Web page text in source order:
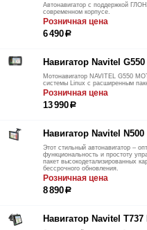
Автонавигатор c поддержкой
современном корпусе.
Розничная цена
6 490р
Навигатор Navitel
Мотонавигатор NAVITEL G550
системы Linux c расширенным
Розничная цена
13 990р
Навигатор Navitel
Этот стильный автонавигатор –
функциональность и простоту
пакет высокодетализированных
бессрочного обновления.
Розничная цена
8 890р
Навигатор Navitel T737